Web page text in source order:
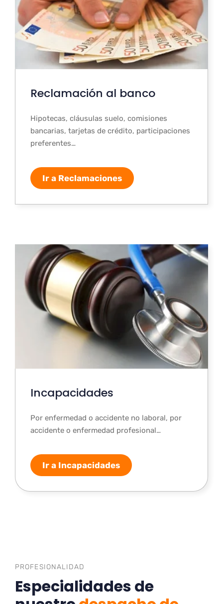
Reclamación al banco
Hipotecas, cláusulas suelo, comisiones
bancarias, tarjetas de crédito, participaciones
preferentes…
Ir a Reclamaciones
Incapacidades
Por enfermedad o accidente no laboral, por
accidente o enfermedad profesional…
Ir a Incapacidades
PROFESIONALIDAD
Especialidades de